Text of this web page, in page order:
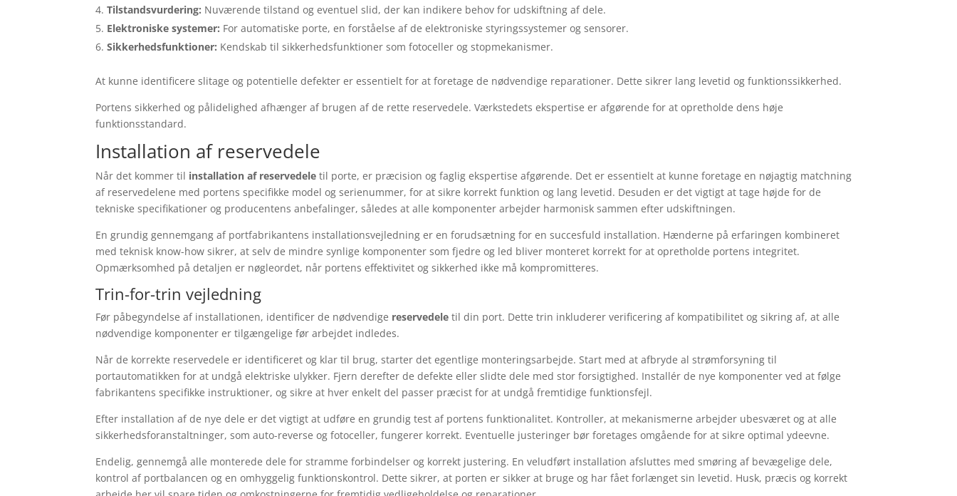
Tilstandsvurdering: Nuværende tilstand og eventuel slid, der kan indikere behov for udskiftning af dele.
Elektroniske systemer: For automatiske porte, en forståelse af de elektroniske styringssystemer og sensorer.
Sikkerhedsfunktioner: Kendskab til sikkerhedsfunktioner som fotoceller og stopmekanismer.
At kunne identificere slitage og potentielle defekter er essentielt for at foretage de nødvendige reparationer. Dette sikrer lang levetid og funktionssikkerhed.
Portens sikkerhed og pålidelighed afhænger af brugen af de rette reservedele. Værkstedets ekspertise er afgørende for at opretholde dens høje
funktionsstandard.
Installation af reservedele
Når det kommer til installation af reservedele til porte, er præcision og faglig ekspertise afgørende. Det er essentielt at kunne foretage en nøjagtig matchning
af reservedelene med portens specifikke model og serienummer, for at sikre korrekt funktion og lang levetid. Desuden er det vigtigt at tage højde for de
tekniske specifikationer og producentens anbefalinger, således at alle komponenter arbejder harmonisk sammen efter udskiftningen.
En grundig gennemgang af portfabrikantens installationsvejledning er en forudsætning for en succesfuld installation. Hænderne på erfaringen kombineret
med teknisk know-how sikrer, at selv de mindre synlige komponenter som fjedre og led bliver monteret korrekt for at opretholde portens integritet.
Opmærksomhed på detaljen er nøgleordet, når portens effektivitet og sikkerhed ikke må kompromitteres.
Trin-for-trin vejledning
Før påbegyndelse af installationen, identificer de nødvendige reservedele til din port. Dette trin inkluderer verificering af kompatibilitet og sikring af, at alle
nødvendige komponenter er tilgængelige før arbejdet indledes.
Når de korrekte reservedele er identificeret og klar til brug, starter det egentlige monteringsarbejde. Start med at afbryde al strømforsyning til
portautomatikken for at undgå elektriske ulykker. Fjern derefter de defekte eller slidte dele med stor forsigtighed. Installér de nye komponenter ved at følge
fabrikantens specifikke instruktioner, og sikre at hver enkelt del passer præcist for at undgå fremtidige funktionsfejl.
Efter installation af de nye dele er det vigtigt at udføre en grundig test af portens funktionalitet. Kontroller, at mekanismerne arbejder ubesværet og at alle
sikkerhedsforanstaltninger, som auto-reverse og fotoceller, fungerer korrekt. Eventuelle justeringer bør foretages omgående for at sikre optimal ydeevne.
Endelig, gennemgå alle monterede dele for stramme forbindelser og korrekt justering. En veludført installation afsluttes med smøring af bevægelige dele,
kontrol af portbalancen og en omhyggelig funktionskontrol. Dette sikrer, at porten er sikker at bruge og har fået forlænget sin levetid. Husk, præcis og korrekt